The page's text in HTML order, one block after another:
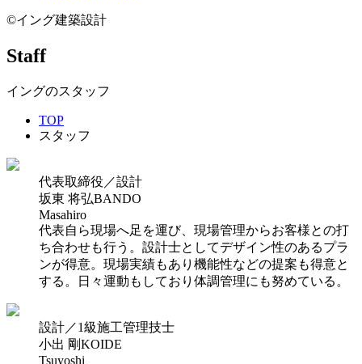
©イング建築設計
Staff
イングのスタッフ
TOP
スタッフ
代表取締役／設計
坂東 将弘BANDO
Masahiro
代表自ら現場へ足を運び、現場管理からお客様との打
ち合わせも行う。設計士としてデザイン性のあるプラ
ンが得意。現場実績もあり機能性などの提案も得意と
する。日々運動もしており体調管理にも努めている。
設計／1級施工管理技士
小出 剛KOIDE
Tsuyoshi